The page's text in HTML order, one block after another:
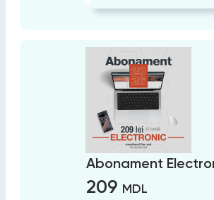
Abonament
209 MDL